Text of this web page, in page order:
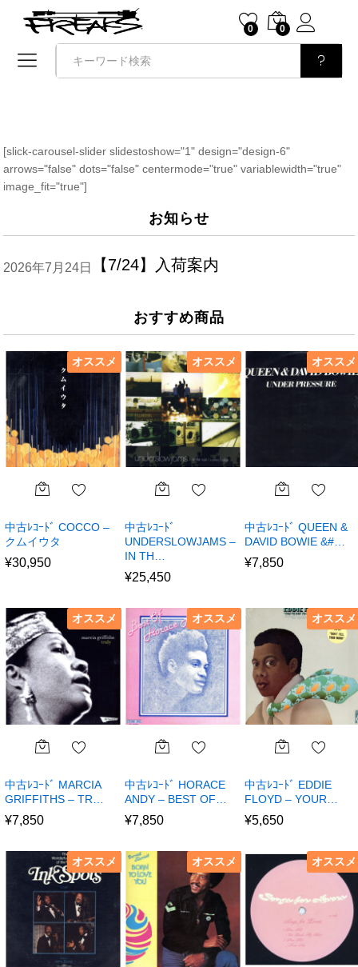
0 0
[slick-carousel-slider slidestoshow="1" design="design-6"
arrows="false" dots="false" centermode="true" variablewidth="true"
image_fit="true"]
お知らせ
【7/24】入荷案内
2026年7月24日
おすすめ商品
オススメ
中古ﾚｺｰﾄﾞ COCCO –
クムイウタ
¥30,950
オススメ
中古ﾚｺｰﾄﾞ
UNDERSLOWJAMS –
IN TH…
¥25,450
オススメ
中古ﾚｺｰﾄﾞ QUEEN &
DAVID BOWIE &#…
¥7,850
オススメ
中古ﾚｺｰﾄﾞ MARCIA
GRIFFITHS – TR…
¥7,850
オススメ
中古ﾚｺｰﾄﾞ HORACE
ANDY – BEST OF…
¥7,850
オススメ
中古ﾚｺｰﾄﾞ EDDIE
FLOYD – YOUR…
¥5,650
オススメ オススメ オススメ